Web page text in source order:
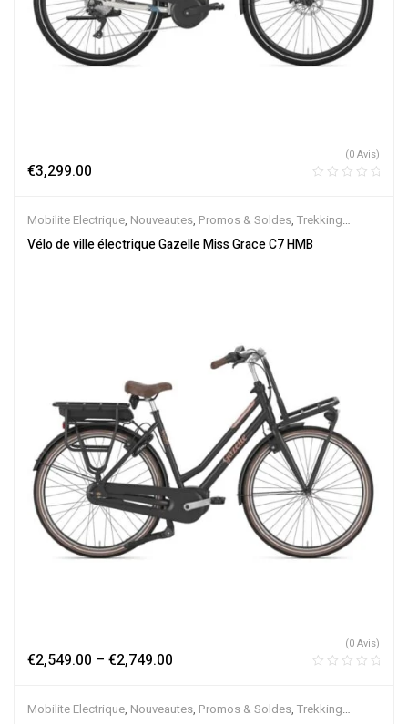
€3,299.00
(0 Avis)
Mobilite Electrique, Nouveautes, Promos & Soldes, Trekking
électrique,Vélo électrique ville,Velos Electriques,VTC Electrique
Vélo de ville électrique Gazelle Miss Grace C7 HMB
€2,549.00 – €2,749.00
(0 Avis)
Mobilite Electrique, Nouveautes, Promos & Soldes, Trekking